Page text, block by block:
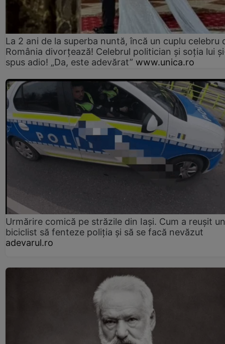
La 2 ani de la superba nuntă, încă un cuplu celebru
România divorțează! Celebrul politician și soția lui
spus adio! „Da, este adevărat” www.unica.ro
Urmărire comică pe străzile din Iași. Cum a reușit un
biciclist să fenteze poliția și să se facă nevăzut
adevarul.ro